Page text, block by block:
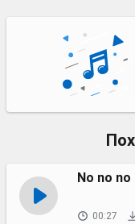
No no no
00:27